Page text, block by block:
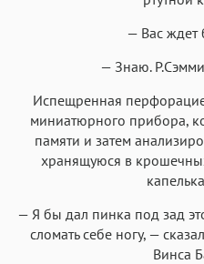
— Вас ждет
— Знаю.
Испещренная
миниатюрного прибора,
памяти и затем
хранящуюся в
— Я бы дал пинка под зад
сломать себе ногу, —
Винса